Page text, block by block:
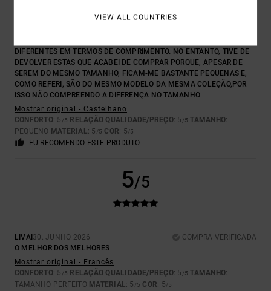
COMPRIDAS EM VEZ DE CURTAS, E O TAMANHO 30 FICA-ME NA
DIFERENTES EM TERMOS DE COMPRIMENTO. NO ENTANTO, TIVE DE
DEVOLVER ESTAS QUE ACABEI DE COMPRAR PORQUE, APESAR DE
SEREM DO MESMO TAMANHO, FICAM-ME BASTANTE PEQUENAS E,
COMO REFERI, SÃO DO MESMO MODELO DA MESMA COLEÇÃO,POR
ISSO NÃO COMPREENDO A DIFERENÇA NO TAMANHO
Mostrar original - Castelhano
CONFORTO: 5 /5 RELAÇÃO QUALIDADE/PREÇO: 5 /5 TAMANHO:
PEQUENO MATERIAL: 5 /5 COR: 5/5
EU RECOMENDO ESTE PRODUTO
5/5
LIVAI 30. JUNHO 2026
COMPRA VERIFICADA
O MELHOR DOS MELHORES
Mostrar original - Francês
CONFORTO: 5 /5 RELAÇÃO QUALIDADE/PREÇO: 5 /5 TAMANHO:
TAMANHO PERFEITO MATERIAL: 5 /5 COR: 5/5
VIEW ALL COUNTRIES